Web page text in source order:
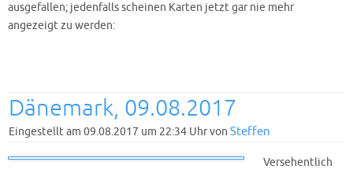
ausgefallen; jedenfalls scheinen Karten jetzt gar nie mehr
angezeigt zu werden:
Dänemark, 09.08.2017
Eingestellt am 09.08.2017 um 22:34 Uhr von Steffen
Versehentlich